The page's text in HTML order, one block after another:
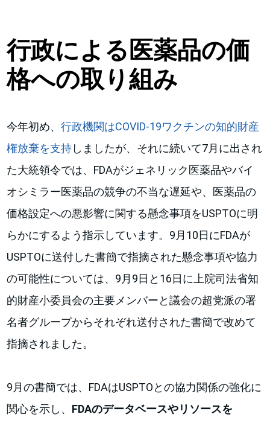
行政による医薬品の価
格への取り組み
今年初め、行政機関はCOVID-19ワクチンの知的財産
権放棄を支持しましたが、それに続いて7月に出され
た大統領令では、FDAがジェネリック医薬品やバイ
オシミラー医薬品の競争の不当な遅延や、医薬品の
価格設定への悪影響に関する懸念事項をUSPTOに明
らかにするよう指示しています。9月10日にFDAが
USPTOに送付した書簡で指摘された懸念事項や協力
の可能性については、9月9日と16日に上院司法省知
的財産小委員会の主要メンバーと議会の超党派の署
名者グループからそれぞれ送付された書簡で改めて
指摘されました。
9月の書簡では、FDAはUSPTOとの協力関係の強化に
関心を示し、 FDAのデータベースやリソースを